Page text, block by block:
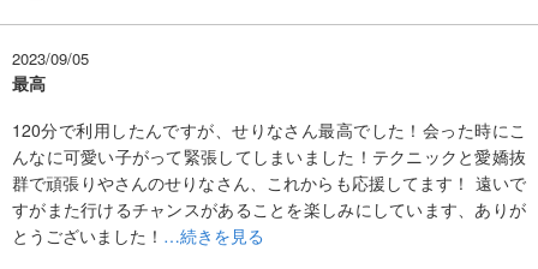
2023/09/05
最高
120分で利用したんですが、せりなさん最高でした！会った時にこ
んなに可愛い子がって緊張してしまいました！テクニックと愛嬌抜
群で頑張りやさんのせりなさん、これからも応援してます！ 遠いで
すがまた行けるチャンスがあることを楽しみにしています、ありが
とうございました！ …続きを見る